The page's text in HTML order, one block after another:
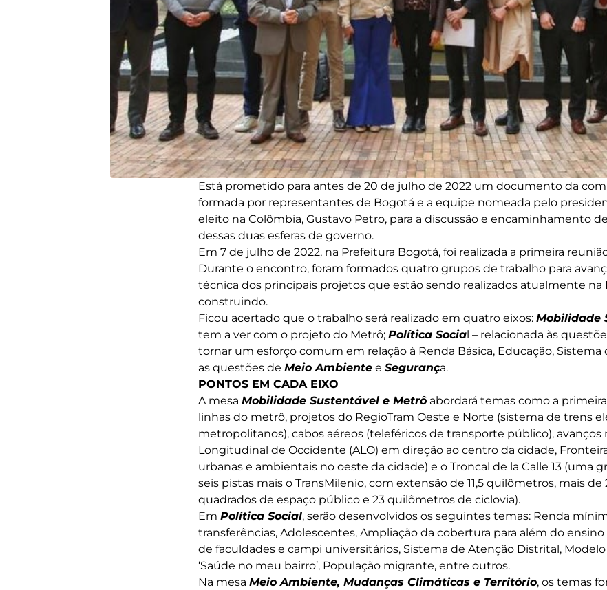
Está prometido para antes de 20 de julho de 2022 um documento da
formada por representantes de Bogotá e a equipe nomeada pelo
eleito na Colômbia, Gustavo Petro, para a discussão e encaminhamento
dessas duas esferas de governo.
Em 7 de julho de 2022, na Prefeitura Bogotá, foi realizada a primeira
Durante o encontro, foram formados quatro grupos de trabalho para
técnica dos principais projetos que estão sendo realizados atualmente
construindo.
Ficou acertado que o trabalho será realizado em quatro eixos: Mobilidade
tem a ver com o projeto do Metrô; Política Social – relacionada às
tornar um esforço comum em relação à Renda Básica, Educação, Sistema
as questões de Meio Ambiente e Segurança.
PONTOS EM CADA EIXO
A mesa Mobilidade Sustentável e Metrô abordará temas como a
linhas do metrô, projetos do RegioTram Oeste e Norte (sistema de trens
metropolitanos), cabos aéreos (teleféricos de transporte público), avanços
Longitudinal de Occidente (ALO) em direção ao centro da cidade,
urbanas e ambientais no oeste da cidade) e o Troncal de la Calle 13 (uma
seis pistas mais o TransMilenio, com extensão de 11,5 quilômetros, mais
quadrados de espaço público e 23 quilômetros de ciclovia).
Em Política Social, serão desenvolvidos os seguintes temas: Renda
transferências, Adolescentes, Ampliação da cobertura para além do
de faculdades e campi universitários, Sistema de Atenção Distrital,
‘Saúde no meu bairro’, População migrante, entre outros.
Na mesa Meio Ambiente, Mudanças Climáticas e Território, os temas